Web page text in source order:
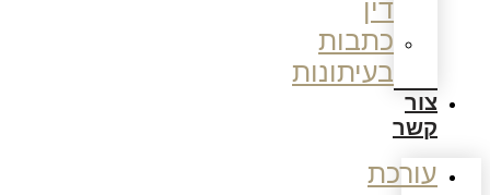
דין
כתבות
בעיתונות
צור
קשר
עורכת